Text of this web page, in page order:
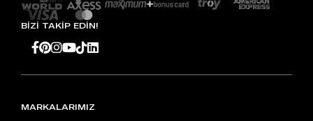
BİZİ TAKİP EDİN!
MARKALARIMIZ